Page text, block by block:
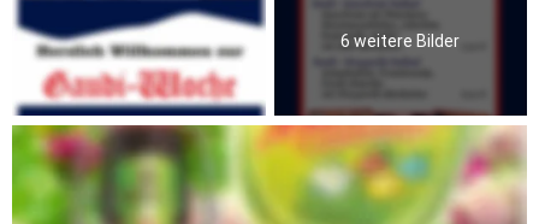
6 weitere Bilder